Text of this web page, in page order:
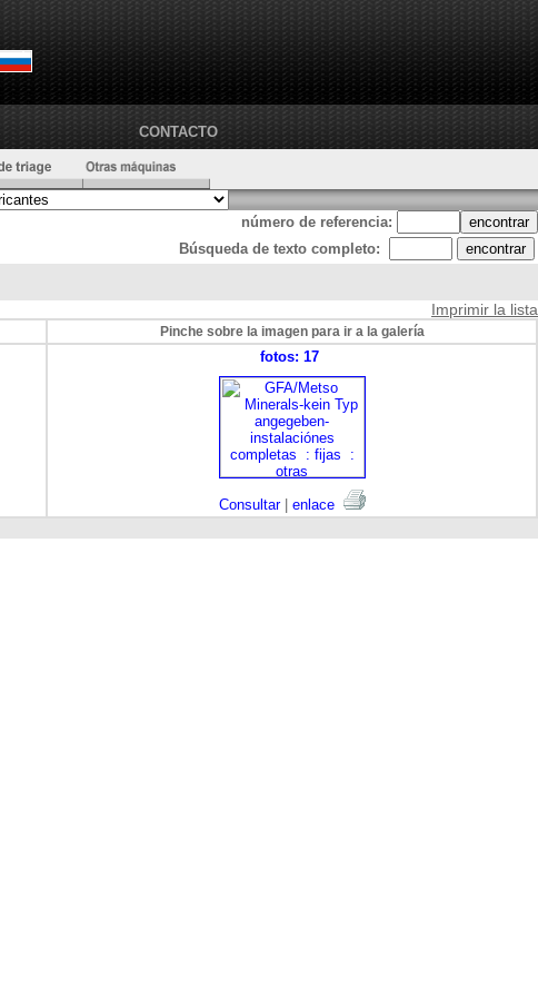
CONTACTO
número de referencia:
Búsqueda de texto completo:
Imprimir la lista
Pinche sobre la imagen para ir a la galería
fotos: 17
Consultar| enlace